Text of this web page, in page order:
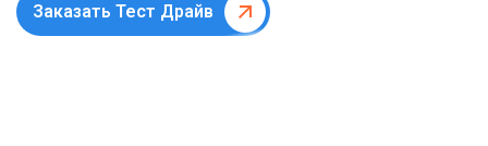
Заказать Тест Драйв